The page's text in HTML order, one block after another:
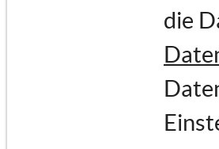
die